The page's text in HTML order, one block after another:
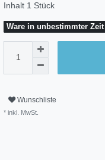
Inhalt 1 Stück
Ware in unbestimmter
Wunschliste
* inkl. MwSt.